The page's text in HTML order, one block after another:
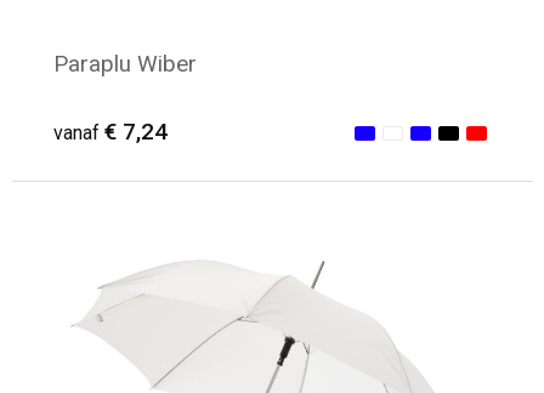
Paraplu Wiber
vanaf € 7,24
Minimale afname: 11